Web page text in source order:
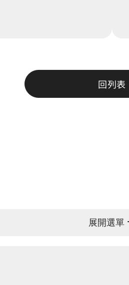
回列表
展開選單